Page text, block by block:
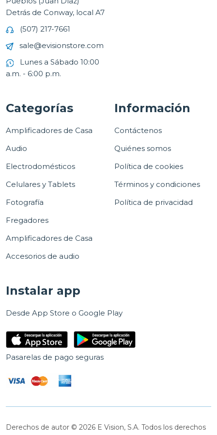
Detrás de Conway, local A7
(507) 217-7661
sale@evisionstore.com
Lunes a Sábado 10:00
a.m. - 6:00 p.m.
Categorías
Amplificadores de Casa
Audio
Electrodomésticos
Celulares y Tablets
Fotografía
Fregadores
Amplificadores de Casa
Accesorios de audio
Información
Contáctenos
Quiénes somos
Política de cookies
Términos y condiciones
Política de privacidad
Instalar app
Desde App Store o Google Play
Pasarelas de pago seguras
Derechos de autor © 2026 E Vision, S.A. Todos los derechos